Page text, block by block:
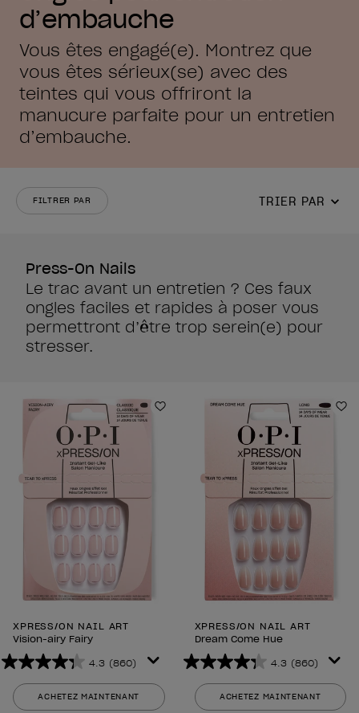
d’embauche
Vous êtes engagé(e). Montrez que
vous êtes sérieux(se) avec des
teintes qui vous offriront la
manucure parfaite pour un entretien
d’embauche.
FILTRER PAR TRIER PAR
Press-On Nails
Le trac avant un entretien ? Ces faux
ongles faciles et rapides à poser vous
permettront d’être trop serein(e) pour
stresser.
Ajouter aux favoris
XPRESS/ON NAIL ART
Vision-airy Fairy
4.3 (860)
4.3
sur
5
ACHETEZ MAINTENANT
XPRESS/ON NAIL ART
Dream Come Hue
4.3 (860)
4.3
sur
5
ACHETEZ MAINTENANT